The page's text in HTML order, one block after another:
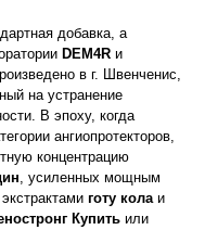
добавка, а
DEM4R и
в г. Швенченис,
на устранение
В эпоху, когда
ангиопротекторов,
концентрацию
, усиленных мощным
готу колаи
Купить или